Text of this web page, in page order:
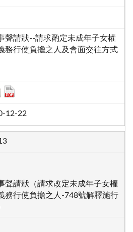
聲請狀--請求酌定未成年子女權
務行使負擔之人及會面交往方式
12-22
聲請狀（請求改定未成年子女權
務行使負擔之人-748號解釋施行